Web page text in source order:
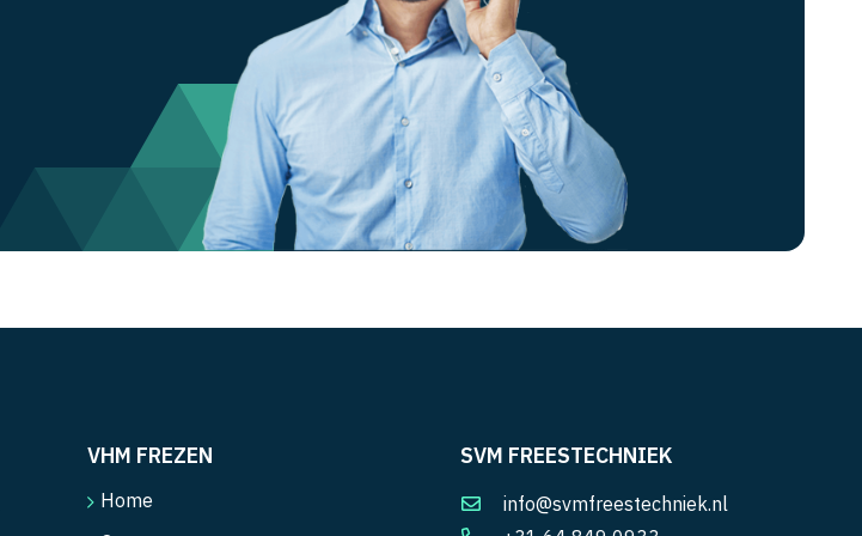
VHM FREZEN
Home
SVM FREESTECHNIEK
info@svmfreestechniek.nl